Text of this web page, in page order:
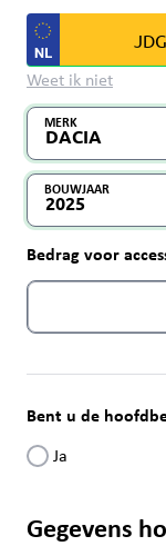
Weet ik niet
MERK
BOUWJAAR
Bedrag voor
Bent u de
Ja
Gegevens